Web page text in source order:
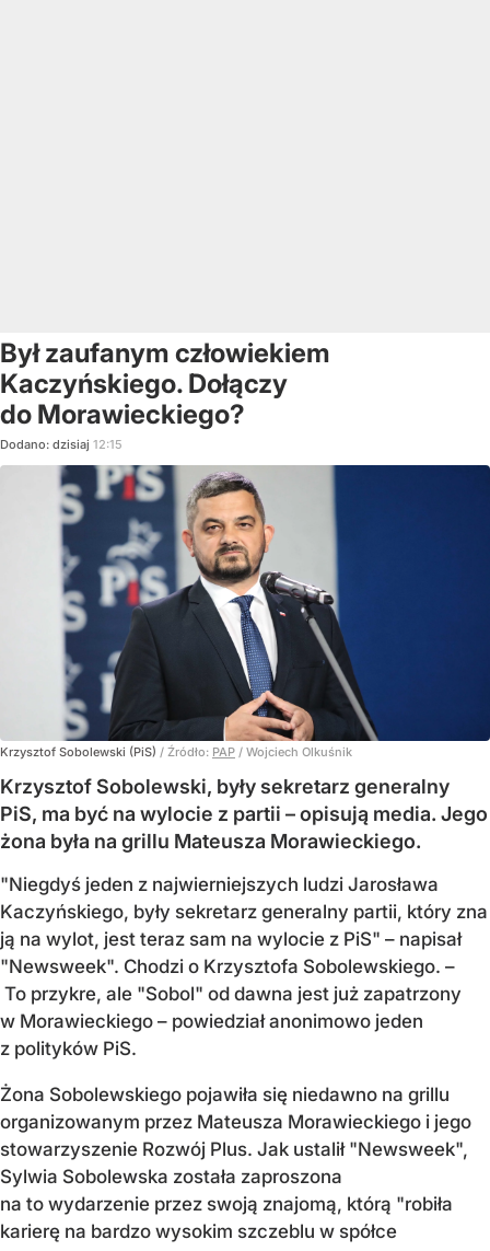
Był zaufanym człowiekiem
Kaczyńskiego. Dołączy
do Morawieckiego?
Dodano: dzisiaj 12:15
Krzysztof Sobolewski (PiS) / Źródło: PAP / Wojciech Olkuśnik
Krzysztof Sobolewski, były sekretarz generalny
PiS, ma być na wylocie z partii – opisują media. Jego
żona była na grillu Mateusza Morawieckiego.
"Niegdyś jeden z najwierniejszych ludzi Jarosława
Kaczyńskiego, były sekretarz generalny partii, który zna
ją na wylot, jest teraz sam na wylocie z PiS" – napisał
"Newsweek". Chodzi o Krzysztofa Sobolewskiego. –
To przykre, ale "Sobol" od dawna jest już zapatrzony
w Morawieckiego – powiedział anonimowo jeden
z polityków PiS.
Żona Sobolewskiego pojawiła się niedawno na grillu
organizowanym przez Mateusza Morawieckiego i jego
stowarzyszenie Rozwój Plus. Jak ustalił "Newsweek",
Sylwia Sobolewska została zaproszona
na to wydarzenie przez swoją znajomą, którą "robiła
karierę na bardzo wysokim szczeblu w spółce